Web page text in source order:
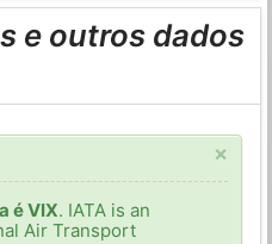
e outros dados
×
é VIX. IATA is an
Air Transport